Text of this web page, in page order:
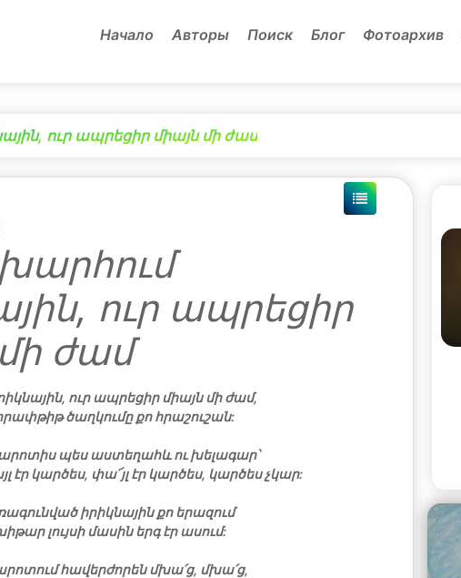
Начало Авторы Поиск Блог Фотоархив
ուր ապրեցիր միայն մի ժամ
ուր ապրեցիր
ժամ
ուր ապրեցիր միայն մի ժամ,
ծաղկումը քո հրաշուշան:
պես աստեղահև ու խելագար՝
էր կարծես, փա՜յլ էր կարծես, կարծես չկար:
իրիկնային քո երազում
լույսի մասին երգ էր ասում:
հավերժորեն մխա՛ց, մխա՛ց,